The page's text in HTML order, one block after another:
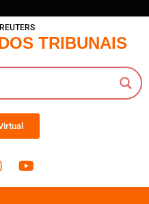
TRIBUNAIS